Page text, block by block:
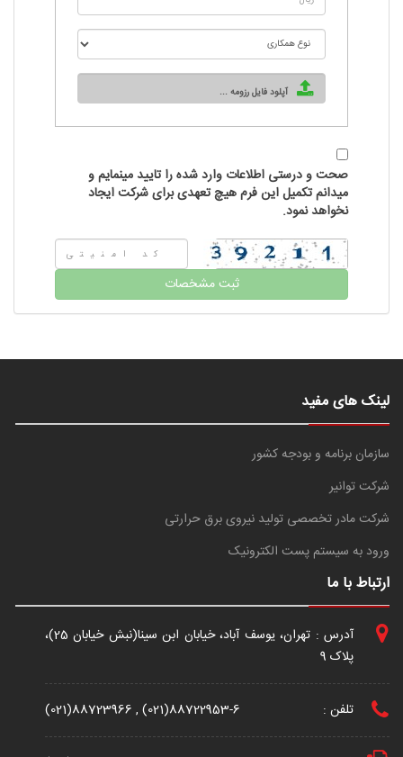
آپلود فایل رزومه ...
صحت و درستی اطلاعات وارد شده را تایید مینمایم و
میدانم تکمیل این فرم هیچ تعهدی برای شرکت ایجاد
نخواهد نمود.
لینک های مفید
سازمان برنامه و بودجه کشور
شرکت توانیر
شرکت مادر تخصصی تولید نیروی برق حرارتی
ورود به سیستم پست الکترونیک
ارتباط با ما
آدرس : تهران، یوسف آباد، خیابان ابن سینا(نبش خیابان 25)،
پلاک 9
تلفن : (021)88723966 , (021)88722953-6